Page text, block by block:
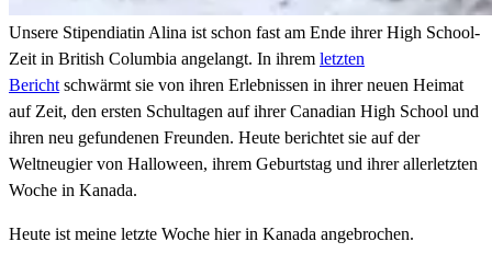
Unsere Stipendiatin Alina ist schon fast am Ende ihrer High School-
Zeit in British Columbia angelangt. In ihrem letzten
Bericht schwärmt sie von ihren Erlebnissen in ihrer neuen Heimat
auf Zeit, den ersten Schultagen auf ihrer Canadian High School und
ihren neu gefundenen Freunden. Heute berichtet sie auf der
Weltneugier von Halloween, ihrem Geburtstag und ihrer allerletzten
Woche in Kanada.
Heute ist meine letzte Woche hier in Kanada angebrochen.